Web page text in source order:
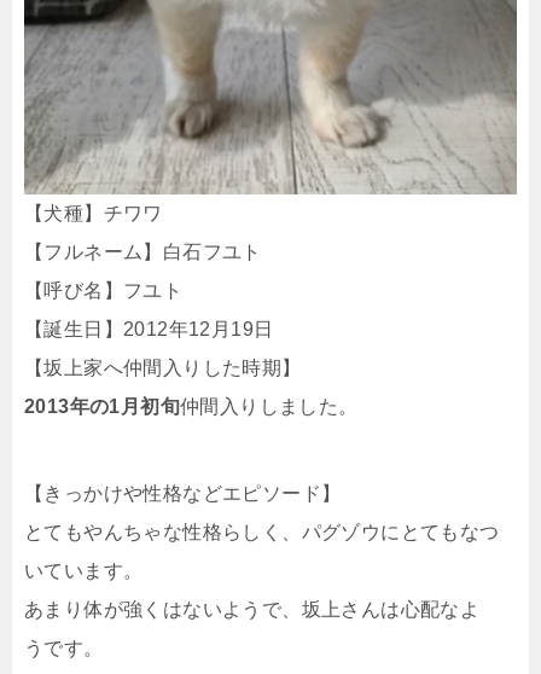
【犬種】チワワ
【フルネーム】白石フユト
【呼び名】フユト
【誕生日】2012年12月19日
【坂上家へ仲間入りした時期】
2013年の1月初旬仲間入りしました。
【きっかけや性格などエピソード】
とてもやんちゃな性格らしく、パグゾウにとてもなつ
いています。
あまり体が強くはないようで、坂上さんは心配なよ
うです。